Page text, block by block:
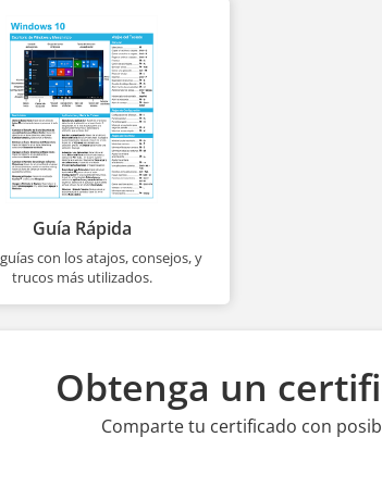
Guía Rápida
con los atajos, consejos, y
trucos más utilizados.
Obtenga un
Comparte tu certificado con